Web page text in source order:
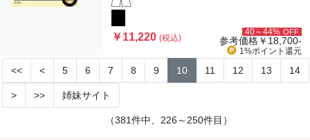
￥11,220(税込)
40～44% OFF
参考価格￥18,700-
1%ポイント 還元
<< < 5 6 7 8 9 10 11 12 13 14
> >> 姉妹サイト
（381件中、226～250件目）